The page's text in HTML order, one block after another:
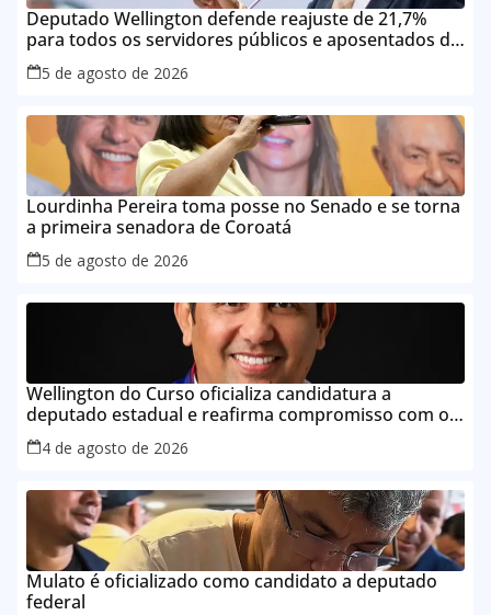
Deputado Wellington defende reajuste de 21,7%
para todos os servidores públicos e aposentados do
Maranhão
5 de agosto de 2026
Lourdinha Pereira toma posse no Senado e se torna
a primeira senadora de Coroatá
5 de agosto de 2026
Wellington do Curso oficializa candidatura a
deputado estadual e reafirma compromisso com o
povo do Maranhão
4 de agosto de 2026
Mulato é oficializado como candidato a deputado
federal